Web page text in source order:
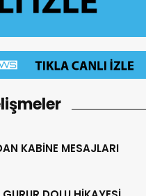
KABİNE MESAJLARI